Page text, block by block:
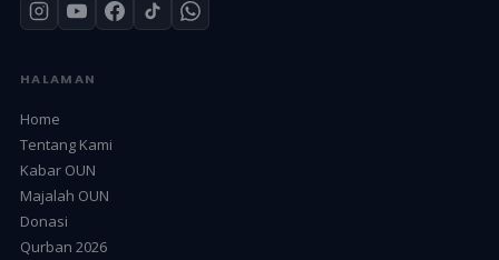
HALAMAN
Home
Tentang Kami
Kabar OUN
Majalah OUN
Donasi
Qurban 2026